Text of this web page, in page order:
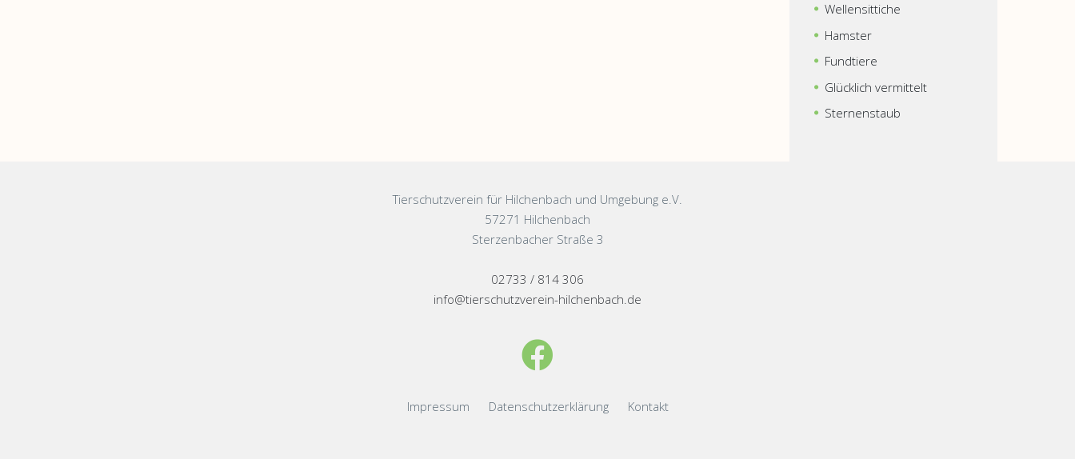
Wellensittiche
Hamster
Fundtiere
Glücklich vermittelt
Sternenstaub
Tierschutzverein für Hilchenbach und Umgebung e.V.
57271 Hilchenbach
Sterzenbacher Straße 3
02733 / 814 306
info@tierschutzverein-hilchenbach.de
Impressum Datenschutzerklärung Kontakt